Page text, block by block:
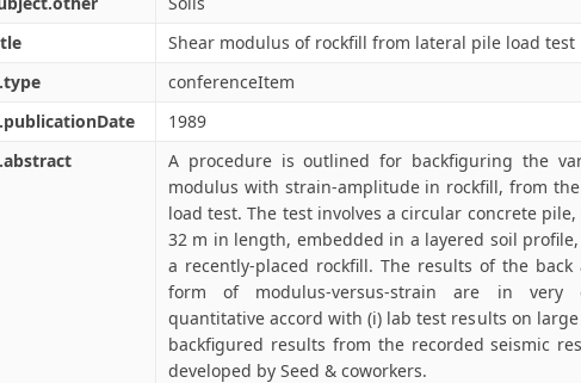
Shear modulus of rockfill from lateral pile load test
conferenceItem
1989
A procedure is outlined for backfiguring the
modulus with strain-amplitude in rockfill, from
load test. The test involves a circular concrete
32 m in length, embedded in a layered soil
a recently-placed rockfill. The results of the
form of modulus-versus-strain are in very
quantitative accord with (i) lab test results on
backfigured results from the recorded seismic
developed by Seed & coworkers.